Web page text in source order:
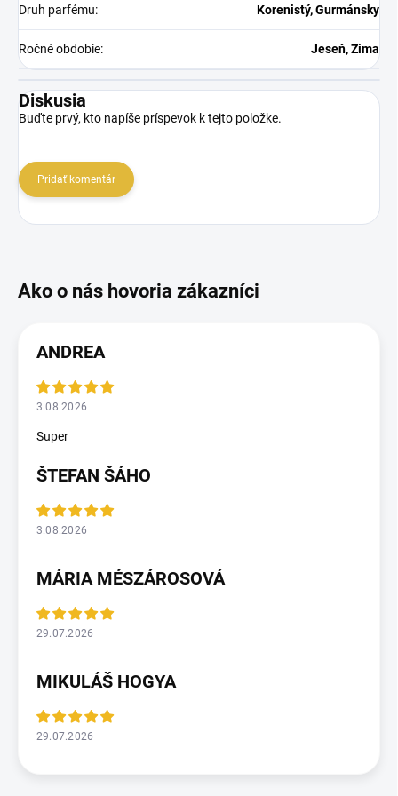
Druh parfému: Korenistý, Gurmánsky
Ročné obdobie: Jeseň, Zima
Diskusia
Buďte prvý, kto napíše príspevok k tejto položke.
Pridať komentár
ANDREA
3.08.2026
Super
ŠTEFAN ŠÁHO
3.08.2026
MÁRIA MÉSZÁROSOVÁ
29.07.2026
MIKULÁŠ HOGYA
29.07.2026